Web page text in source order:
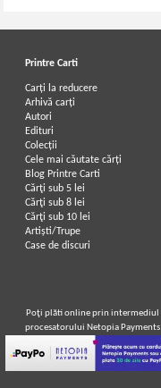
Printre Carti
Carți la reducere
Arhivă carți
Autori
Edituri
Colecții
Cele mai căutate cărți
Blog Printre Carti
Cărţi sub 5 lei
Cărţi sub 8 lei
Cărţi sub 10 lei
Artiști/Trupe
Case de discuri
Poţi plăti online prin intermediul
procesatorului Netopia Payments